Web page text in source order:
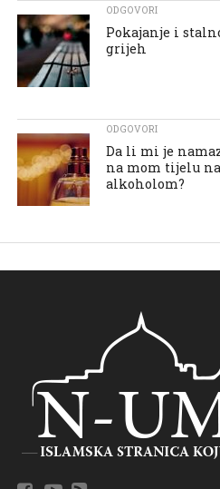
ODGOVORI
Pokajanje i
grijeh
ODGOVORI
Da li mi je
na mom tijelu
alkoholom?